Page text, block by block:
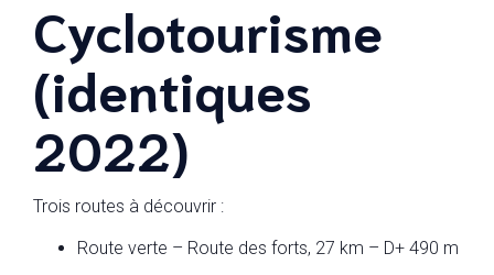
Cyclotourisme
(identiques
2022)
Trois routes à découvrir :
Route verte – Route des forts, 27 km – D+ 490 m